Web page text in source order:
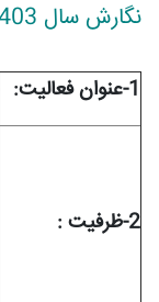
نگارش سال 1403
1-عنوان فعاليت:
2-ظرفيت :